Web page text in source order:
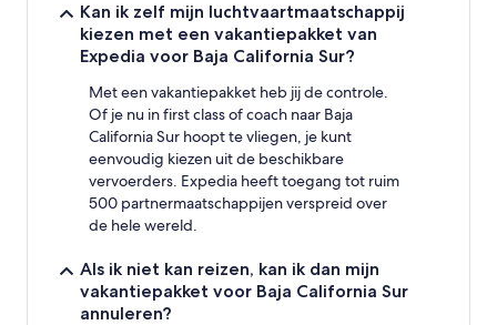
Kan ik zelf mijn luchtvaartmaatschappij
kiezen met een vakantiepakket van
Expedia voor Baja California Sur?
Met een vakantiepakket heb jij de controle.
Of je nu in first class of coach naar Baja
California Sur hoopt te vliegen, je kunt
eenvoudig kiezen uit de beschikbare
vervoerders. Expedia heeft toegang tot ruim
500 partnermaatschappijen verspreid over
de hele wereld.
Als ik niet kan reizen, kan ik dan mijn
vakantiepakket voor Baja California Sur
annuleren?